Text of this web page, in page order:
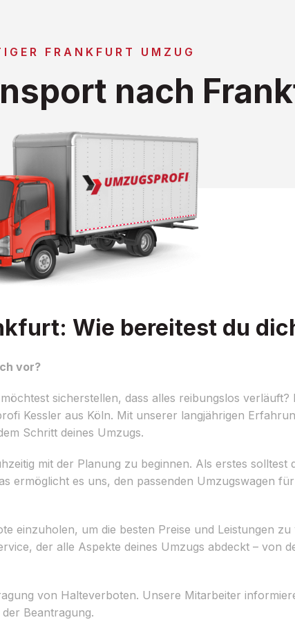
FRANKFURT UMZUG
nach
Wie bereitest du
vor?
sicherstellen, dass alles reibungslos verläuft?
Kessler aus Köln. Mit unserer langjährigen
Schritt deines Umzugs.
mit der Planung zu beginnen. Als erstes solltest
ermöglicht es uns, den passenden Umzugswagen
einzuholen, um die besten Preise und Leistungen zu
der alle Aspekte deines Umzugs abdeckt – von
von Halteverboten. Unsere Mitarbeiter
Beantragung.